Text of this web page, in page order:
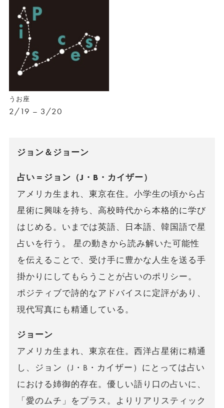
うお座
2/19 – 3/20
ジョン＆ジョーン
占い＝ジョン（J・B・カイザー）
アメリカ生まれ、東京在住。小学生の頃から占
星術に興味を持ち、高校時代から本格的に学び
はじめる。いまでは英語、日本語、韓国語で星
占いを行う。 星の動きから読み解いた可能性
を伝えることで、受け手に豊かな人生を送る手
掛かりにしてもらうことが占いのポリシー。
ポジティブで詩的なアドバイスに定評があり、
現代写真にも精通している。
ジョーン
アメリカ生まれ、東京在住。西洋占星術に精通
し、ジョン（J・B・カイザー）にとっては占い
における姉御的存在。優しい語り口の占いに、
「愛のムチ」をプラス。よりリアリスティック